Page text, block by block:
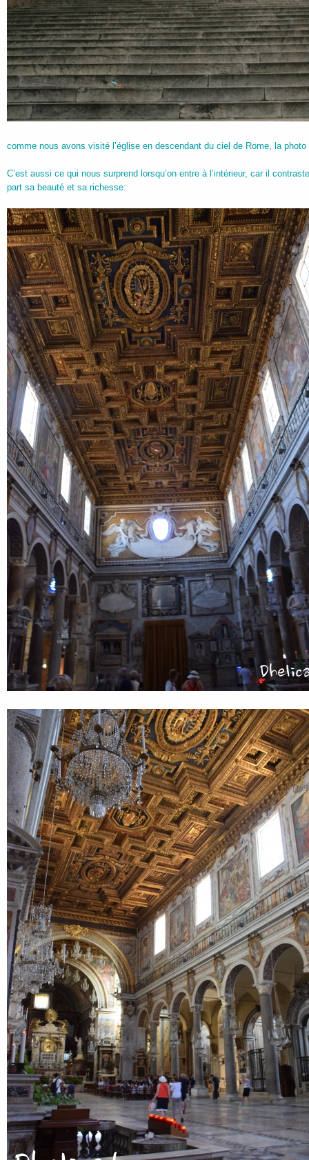
comme nous avons visité l’église en descendant du ciel de Rome, la
C’est aussi ce qui nous surprend lorsqu’on entre à l’intérieur, car il
part sa beauté et sa richesse: